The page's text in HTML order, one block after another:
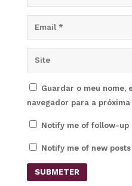
Guardar o meu nome,
navegador para a
Notify me of follow-up
Notify me of new
SUBMETER